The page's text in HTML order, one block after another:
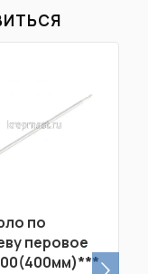
по
перовое